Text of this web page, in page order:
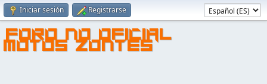
Iniciar sesión Registrarse
FORO NO OFICIAL
MOTOS ZONTES